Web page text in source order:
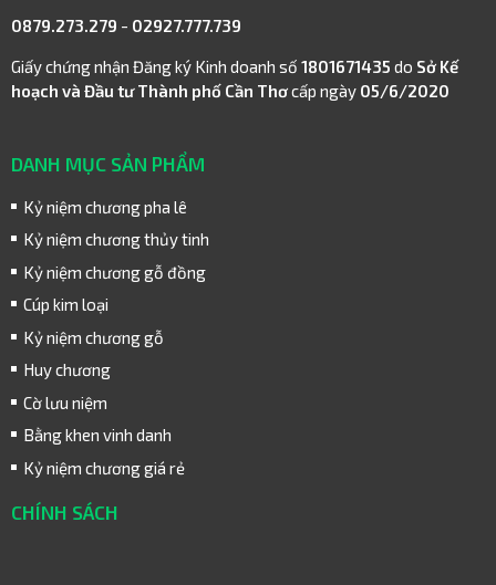
0879.273.279 - 02927.777.739
Giấy chứng nhận Đăng ký Kinh doanh số 1801671435 do Sở Kế
hoạch và Đầu tư Thành phố Cần Thơcấp ngày 05/6/2020
DANH MỤC SẢN PHẨM
Kỷ niệm chương pha lê
Kỷ niệm chương thủy tinh
Kỷ niệm chương gỗ đồng
Cúp kim loại
Kỷ niệm chương gỗ
Huy chương
Cờ lưu niệm
Bằng khen vinh danh
Kỷ niệm chương giá rẻ
CHÍNH SÁCH